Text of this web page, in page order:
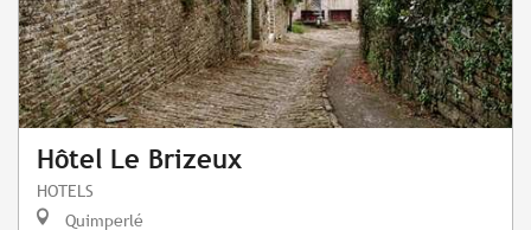
Hôtel Le Brizeux
HOTELS
Quimperlé